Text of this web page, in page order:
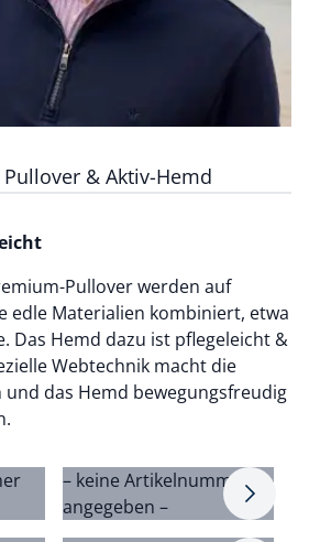
& Aktiv-Hemd
Pullover werden auf
edle Materialien kombiniert, etwa
Das Hemd dazu ist pflegeleicht &
Webtechnik macht die
und das Hemd bewegungsfreudig
– keine Artikelnummer
angegeben –
Pfeil